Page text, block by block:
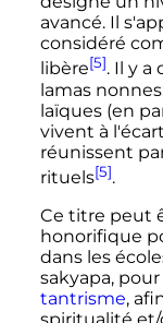
avancé. Il
considéré
libère[5]. Il y a
lamas
laïques (en
vivent à
réunissent
rituels[5].
Ce titre peut
honorifique
dans les
sakyapa,
tantrisme,